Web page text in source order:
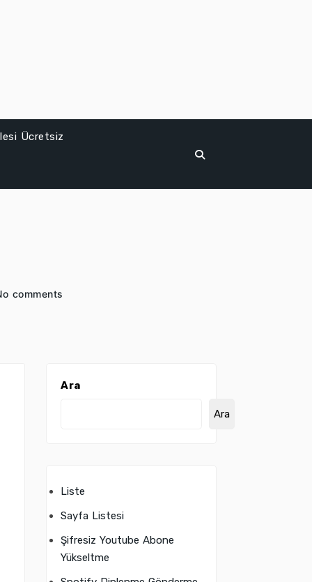
Ücretsiz
comments
Ara
Ara
Liste
Sayfa Listesi
Şifresiz Youtube Abone
Yükseltme